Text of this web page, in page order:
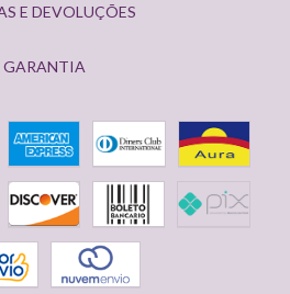
E DEVOLUÇÕES
GARANTIA